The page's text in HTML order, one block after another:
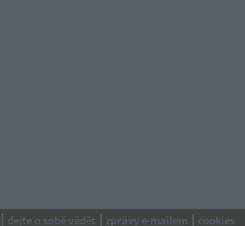
dejte o sobě vědět zprávy e-mailem cookies